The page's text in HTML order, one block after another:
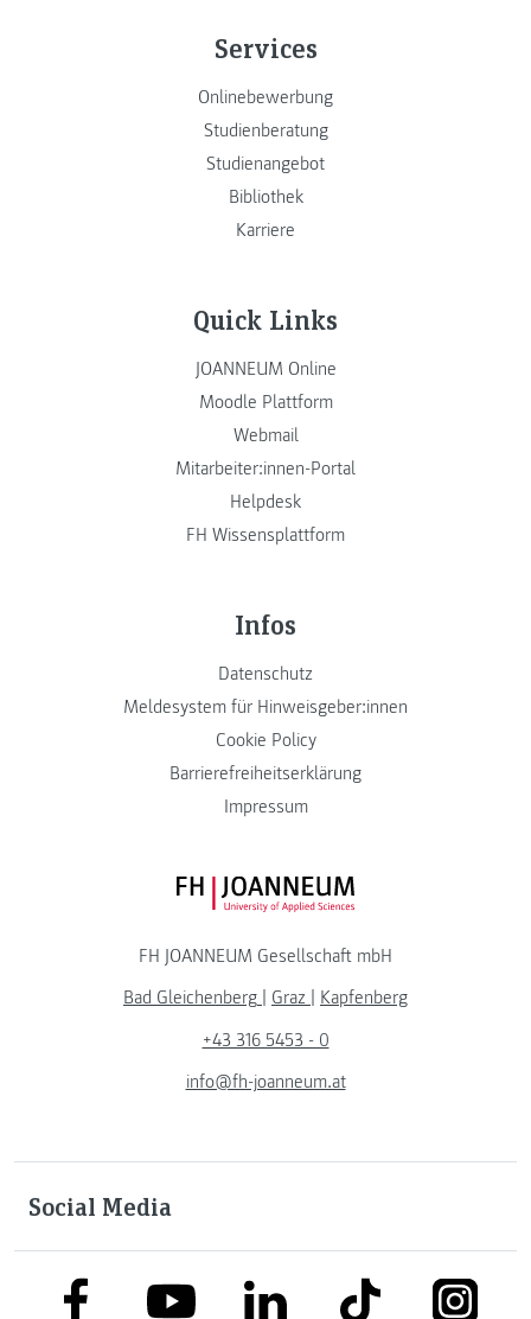
Services
Onlinebewerbung
Studienberatung
Studienangebot
Bibliothek
Karriere
Quick Links
JOANNEUM Online
Moodle Plattform
Webmail
Mitarbeiter:innen-Portal
Helpdesk
FH Wissensplattform
Infos
Datenschutz
Meldesystem für Hinweisgeber:innen
Cookie Policy
Barrierefreiheitserklärung
Impressum
FH JOANNEUM Logo
FH JOANNEUM Gesellschaft mbH
Bad Gleichenberg
Graz
Kapfenberg
+43 316 5453 - 0
info@fh-joanneum.at
Social Media
link to facebooklink to youtubelink to linkedinlink to tiktok